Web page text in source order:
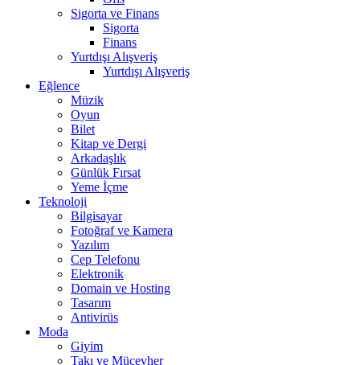
Sigorta ve Finans
Sigorta
Finans
Yurtdışı Alışveriş
Yurtdışı Alışveriş
Eğlence
Müzik
Oyun
Bilet
Kitap ve Dergi
Arkadaşlık
Günlük Fırsat
Yeme İçme
Teknoloji
Bilgisayar
Fotoğraf ve Kamera
Yazılım
Cep Telefonu
Elektronik
Domain ve Hosting
Tasarım
Antivirüs
Moda
Giyim
Takı ve Mücevher